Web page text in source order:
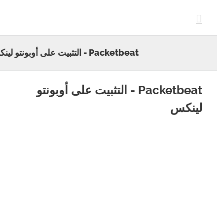
Packetbeat - التثبيت على أوبونتو لينكس
Packetbeat - التثبيت على أوبونتو